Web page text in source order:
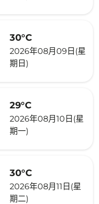
30°C
2026年08月09日(星
期日)
29°C
2026年08月10日(星
期一)
30°C
2026年08月11日(星
期二)